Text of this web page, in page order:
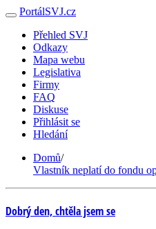
PortálSVJ.cz
Přehled SVJ
Odkazy
Mapa webu
Legislativa
Firmy
FAQ
Diskuse
Přihlásit se
Hledání
Domů/
Vlastník neplatí do fondu
Dobrý den, chtěla jsem se